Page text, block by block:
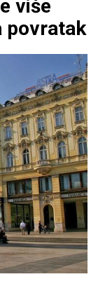
više
povratak